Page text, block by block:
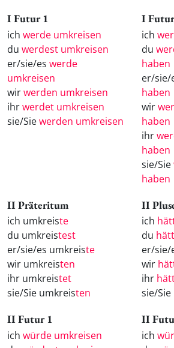
I Futur 1
ich werde umkreisen
du werdest umkreisen
er/sie/es werde
umkreisen
wirwerden umkreisen
ihrwerdet umkreisen
sie/Siewerden umkreisen
I
ich
du
haben
er/sie/
haben
wir
haben
ihr
haben
sie/Sie
haben
II Präteritum
ich umkreiste
du umkreistest
er/sie/es umkreiste
wir umkreisten
ihr umkreistet
sie/Sie umkreisten
II
ich
du
er/sie/
wir
ihr
sie/Sie
II Futur 1
ich würde umkreisen
II
ich